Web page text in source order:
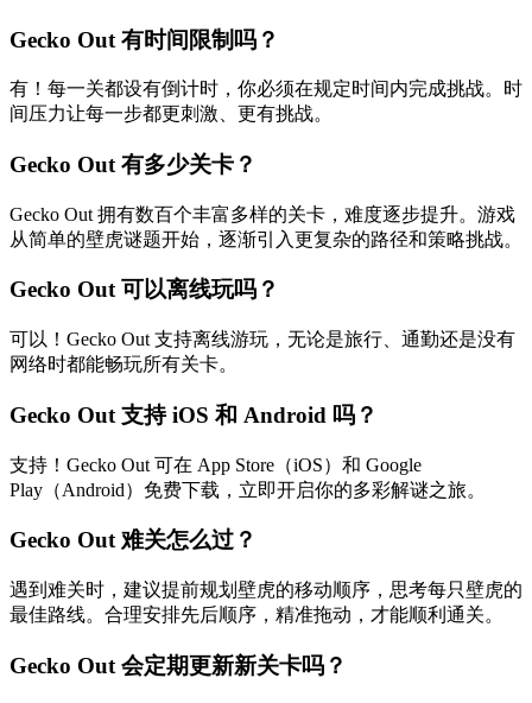
Gecko Out 有时间限制吗？
有！每一关都设有倒计时，你必须在规定时间内完成挑战。时
间压力让每一步都更刺激、更有挑战。
Gecko Out 有多少关卡？
Gecko Out 拥有数百个丰富多样的关卡，难度逐步提升。游戏
从简单的壁虎谜题开始，逐渐引入更复杂的路径和策略挑战。
Gecko Out 可以离线玩吗？
可以！Gecko Out 支持离线游玩，无论是旅行、通勤还是没有
网络时都能畅玩所有关卡。
Gecko Out 支持 iOS 和 Android 吗？
支持！Gecko Out 可在 App Store（iOS）和 Google
Play（Android）免费下载，立即开启你的多彩解谜之旅。
Gecko Out 难关怎么过？
遇到难关时，建议提前规划壁虎的移动顺序，思考每只壁虎的
最佳路线。合理安排先后顺序，精准拖动，才能顺利通关。
Gecko Out 会定期更新新关卡吗？